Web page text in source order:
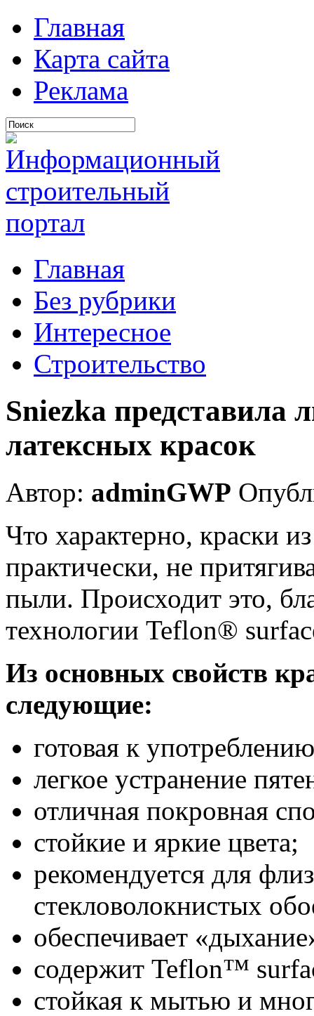
Главная
Карта сайта
Реклама
Главная
Без рубрики
Интересное
Строительство
Sniezka представила
латексных красок
Автор: adminGWP
Что характерно, краски
практически, не
пыли. Происходит это,
технологии Teflon®
Из основных свойств
следующие:
готовая к
легкое устранение
отличная покровная
стойкие и яркие цвета;
рекомендуется для
стекловолокнистых
обеспечивает
содержит Teflon™
стойкая к мытью и